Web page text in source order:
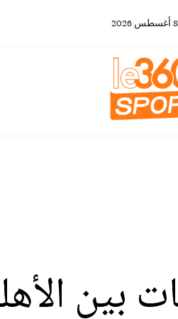
8 أغسطس 2026
بين